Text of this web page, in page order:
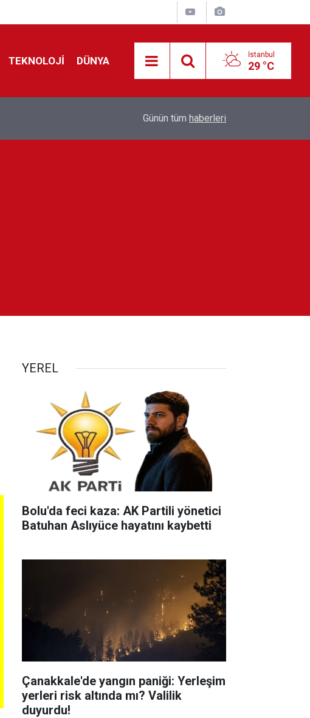
TEKNOLOJİ DÜNYA İstanbul
29 °C
kontrol edecek
Günün tüm haberleri
YEREL
Bolu'da feci kaza: AK Partili yönetici
Batuhan Aslıyüce hayatını kaybetti
Çanakkale'de yangın paniği: Yerleşim
yerleri risk altında mı? Valilik
duyurdu!